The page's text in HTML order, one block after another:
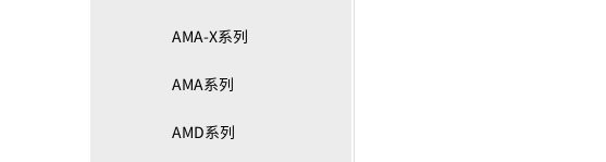
AMA-X系列
AMA系列
AMD系列